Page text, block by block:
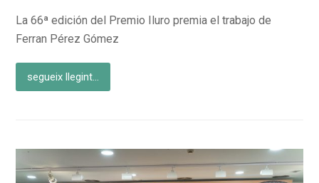
La 66ª edición del Premio Iluro premia el trabajo de
Ferran Pérez Gómez
segueix llegint...